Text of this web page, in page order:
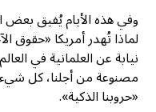
وفي هذه الأيام يُفيق بعض
لماذا تُهدر أمريكا «حقوق
نيابة عن العلمانية في
مصنوعة من أجلنا، كل
«حروبنا الذكية».